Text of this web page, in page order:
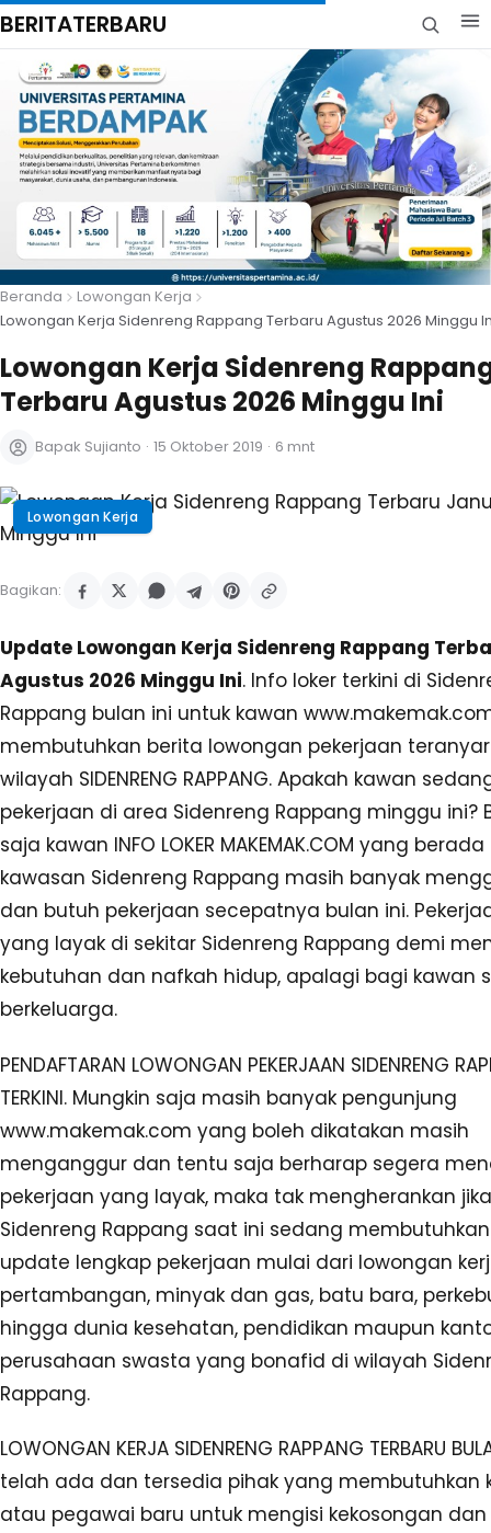
BERITATERBARU
Beranda
Lowongan Kerja
Lowongan Kerja Sidenreng Rappang Terbaru Agustus 2026 Minggu
Lowongan Kerja Sidenreng
Terbaru Agustus 2026 Minggu Ini
Bapak Sujianto · 15 Oktober 2019 · 6 mnt
Lowongan Kerja
Bagikan:
Update Lowongan Kerja Sidenreng Rappang
Agustus 2026 Minggu Ini. Info loker terkini di
Rappang bulan ini untuk kawan
membutuhkan berita lowongan pekerjaan
wilayah SIDENRENG RAPPANG. Apakah kawan
pekerjaan di area Sidenreng Rappang minggu ini?
saja kawan INFO LOKER MAKEMAK.COM yang
kawasan Sidenreng Rappang masih banyak
dan butuh pekerjaan secepatnya bulan ini.
yang layak di sekitar Sidenreng Rappang demi
kebutuhan dan nafkah hidup, apalagi bagi kawan
berkeluarga.
PENDAFTARAN LOWONGAN PEKERJAAN SIDENRENG
TERKINI. Mungkin saja masih banyak pengunjung
www.makemak.com yang boleh dikatakan masih
menganggur dan tentu saja berharap segera
pekerjaan yang layak, maka tak mengherankan
Sidenreng Rappang saat ini sedang
update lengkap pekerjaan mulai dari lowongan
pertambangan, minyak dan gas, batu bara,
hingga dunia kesehatan, pendidikan maupun
perusahaan swasta yang bonafid di wilayah
Rappang.
LOWONGAN KERJA SIDENRENG RAPPANG TERBARU
telah ada dan tersedia pihak yang membutuhkan
atau pegawai baru untuk mengisi kekosongan dan